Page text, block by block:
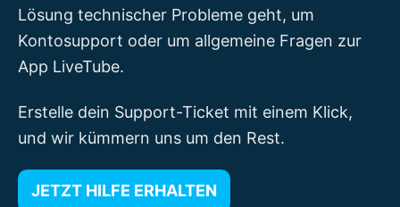
Lösung technischer Probleme geht, um
Kontosupport oder um allgemeine Fragen zur
App LiveTube.
Erstelle dein Support-Ticket mit einem Klick,
und wir kümmern uns um den Rest.
JETZT HILFE ERHALTEN